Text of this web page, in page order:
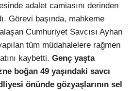
adalet camiasını derinden
Görevi başında, mahkeme
Cumhuriyet Savcısı Ayhan
tüm müdahalelere rağmen
kaybetti. Genç yaşta
boğan 49 yaşındaki savcı
önünde gözyaşlarının sel